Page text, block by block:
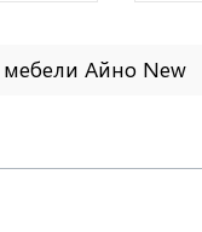
Айно New